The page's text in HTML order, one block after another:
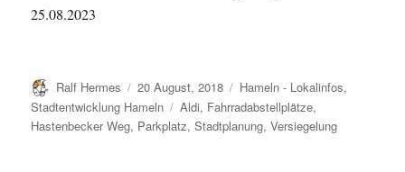
25.08.2023
Autor
Ralf Hermes
Veröffentlicht
am
20 August, 2018 Kategorien
Hameln - Lokalinfos,
Stadtentwicklung Hameln
Schlagwörter
Aldi, Fahrradabstellplätze,
Hastenbecker Weg, Parkplatz,Stadtplanung,Versiegelung